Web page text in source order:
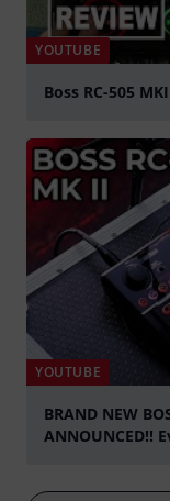
YOUTUBE
Boss RC-505
YOUTUBE
BRAND NEW
ANNOUNCED!!